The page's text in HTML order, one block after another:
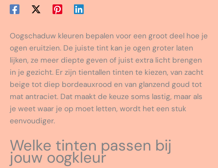
Oogschaduw kleuren bepalen voor een groot deel hoe je
ogen eruitzien. De juiste tint kan je ogen groter laten
lijken, ze meer diepte geven of juist extra licht brengen
in je gezicht. Er zijn tientallen tinten te kiezen, van zacht
beige tot diep bordeauxrood en van glanzend goud tot
mat antraciet. Dat maakt de keuze soms lastig, maar als
je weet waar je op moet letten, wordt het een stuk
eenvoudiger.
Welke tinten passen bij
jouw oogkleur